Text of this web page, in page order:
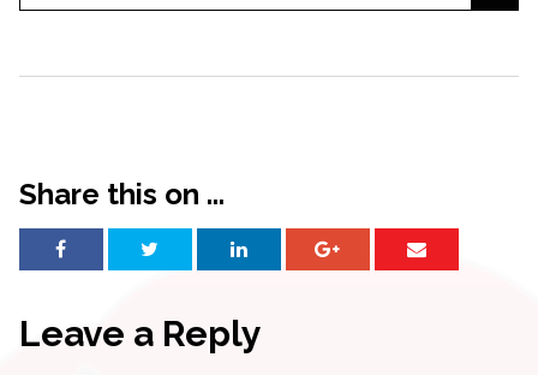
Share this on ...
Leave a Reply